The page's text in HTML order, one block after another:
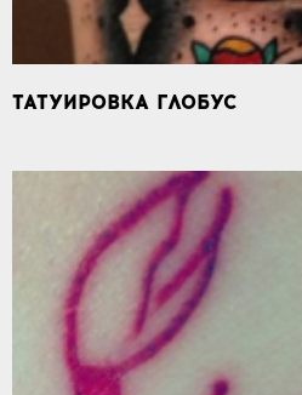
ТАТУИРОВКА ГЛОБУС